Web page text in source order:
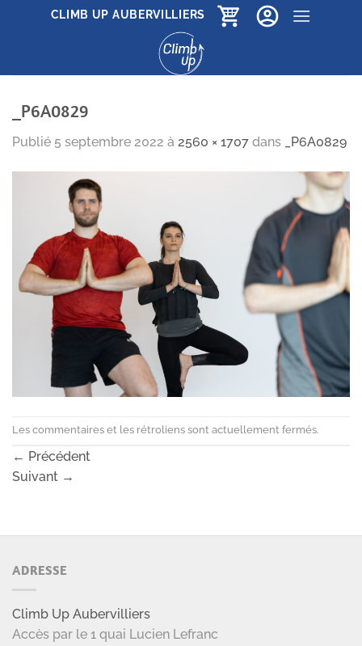
CLIMB UP AUBERVILLIERS
_P6A0829
Publié 5 septembre 2022 à 2560 × 1707 dans _P6A0829
Les commentaires et les rétroliens sont actuellement fermés.
← Précédent
Suivant →
ADRESSE
Climb Up Aubervilliers
Accès par le 1 quai Lucien Lefranc